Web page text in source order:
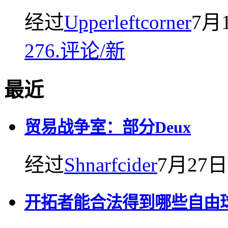
经过Upperleftcorner7月
276.评论/新
最近
贸易战争室：部分Deux
经过Shnarfcider7月27日
开拓者能合法得到哪些自由